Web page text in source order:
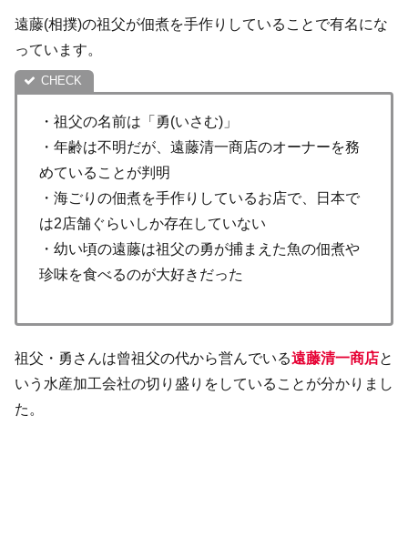
遠藤(相撲)の祖父が佃煮を手作りしていることで有名にな
っています。
・祖父の名前は「勇(いさむ)」
・年齢は不明だが、遠藤清一商店のオーナーを務
めていることが判明
・海ごりの佃煮を手作りしているお店で、日本で
は2店舗ぐらいしか存在していない
・幼い頃の遠藤は祖父の勇が捕まえた魚の佃煮や
珍味を食べるのが大好きだった
祖父・勇さんは曾祖父の代から営んでいる遠藤清一商店と
いう水産加工会社の切り盛りをしていることが分かりまし
た。